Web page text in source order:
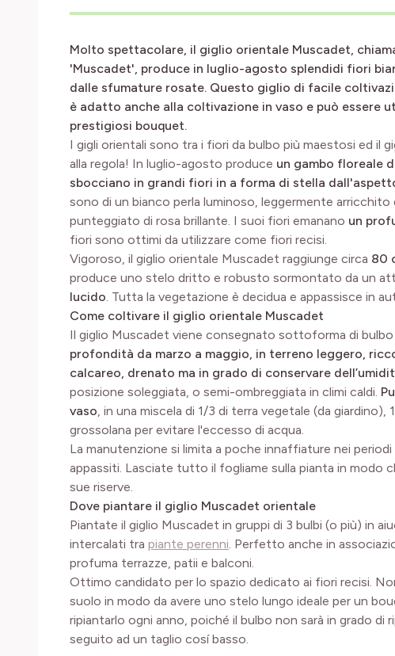
Molto spettacolare, il giglio orientale Muscadet,
'Muscadet', produce in luglio-agosto splendidi fiori
dalle sfumature rosate. Questo giglio di facile
è adatto anche alla coltivazione in vaso e può essere
prestigiosi bouquet.
I gigli orientali sono tra i fiori da bulbo più maestosi ed il
alla regola! In luglio-agosto produce un gambo floreale
sbocciano in grandi fiori in a forma di stella
sono di un bianco perla luminoso, leggermente
punteggiato di rosa brillante. I suoi fiori emanano un
fiori sono ottimi da utilizzare come fiori recisi.
Vigoroso, il giglio orientale Muscadet raggiunge circa 80
produce uno stelo dritto e robusto sormontato da un
lucido. Tutta la vegetazione è decidua e appassisce in
Come coltivare il giglio orientale Muscadet
Il giglio Muscadet viene consegnato sottoforma di
profondità da marzo a maggio, in terreno leggero,
calcareo, drenato ma in grado di conservare
posizione soleggiata, o semi-ombreggiata in climi caldi.
vaso, in una miscela di 1/3 di terra vegetale (da giardino),
grossolana per evitare l'eccesso di acqua.
La manutenzione si limita a poche innaffiature nei
appassiti. Lasciate tutto il fogliame sulla pianta in modo
sue riserve.
Dove piantare il giglio Muscadet orientale
Piantate il giglio Muscadet in gruppi di 3 bulbi (o più) in
intercalati tra piante perenni. Perfetto anche in
profuma terrazze, patii e balconi.
Ottimo candidato per lo spazio dedicato ai fiori recisi.
suolo in modo da avere uno stelo lungo ideale per un
ripiantarlo ogni anno, poiché il bulbo non sarà in grado di
seguito ad un taglio cosí basso.